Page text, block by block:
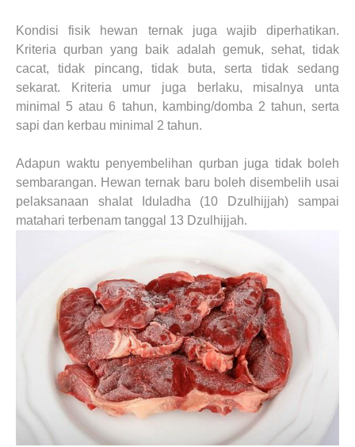
Kondisi fisik hewan ternak juga wajib diperhatikan.
Kriteria qurban yang baik adalah gemuk, sehat, tidak
cacat, tidak pincang, tidak buta, serta tidak sedang
sekarat. Kriteria umur juga berlaku, misalnya unta
minimal 5 atau 6 tahun, kambing/domba 2 tahun, serta
sapi dan kerbau minimal 2 tahun.
Adapun waktu penyembelihan qurban juga tidak boleh
sembarangan. Hewan ternak baru boleh disembelih usai
pelaksanaan shalat Iduladha (10 Dzulhijjah) sampai
matahari terbenam tanggal 13 Dzulhijjah.